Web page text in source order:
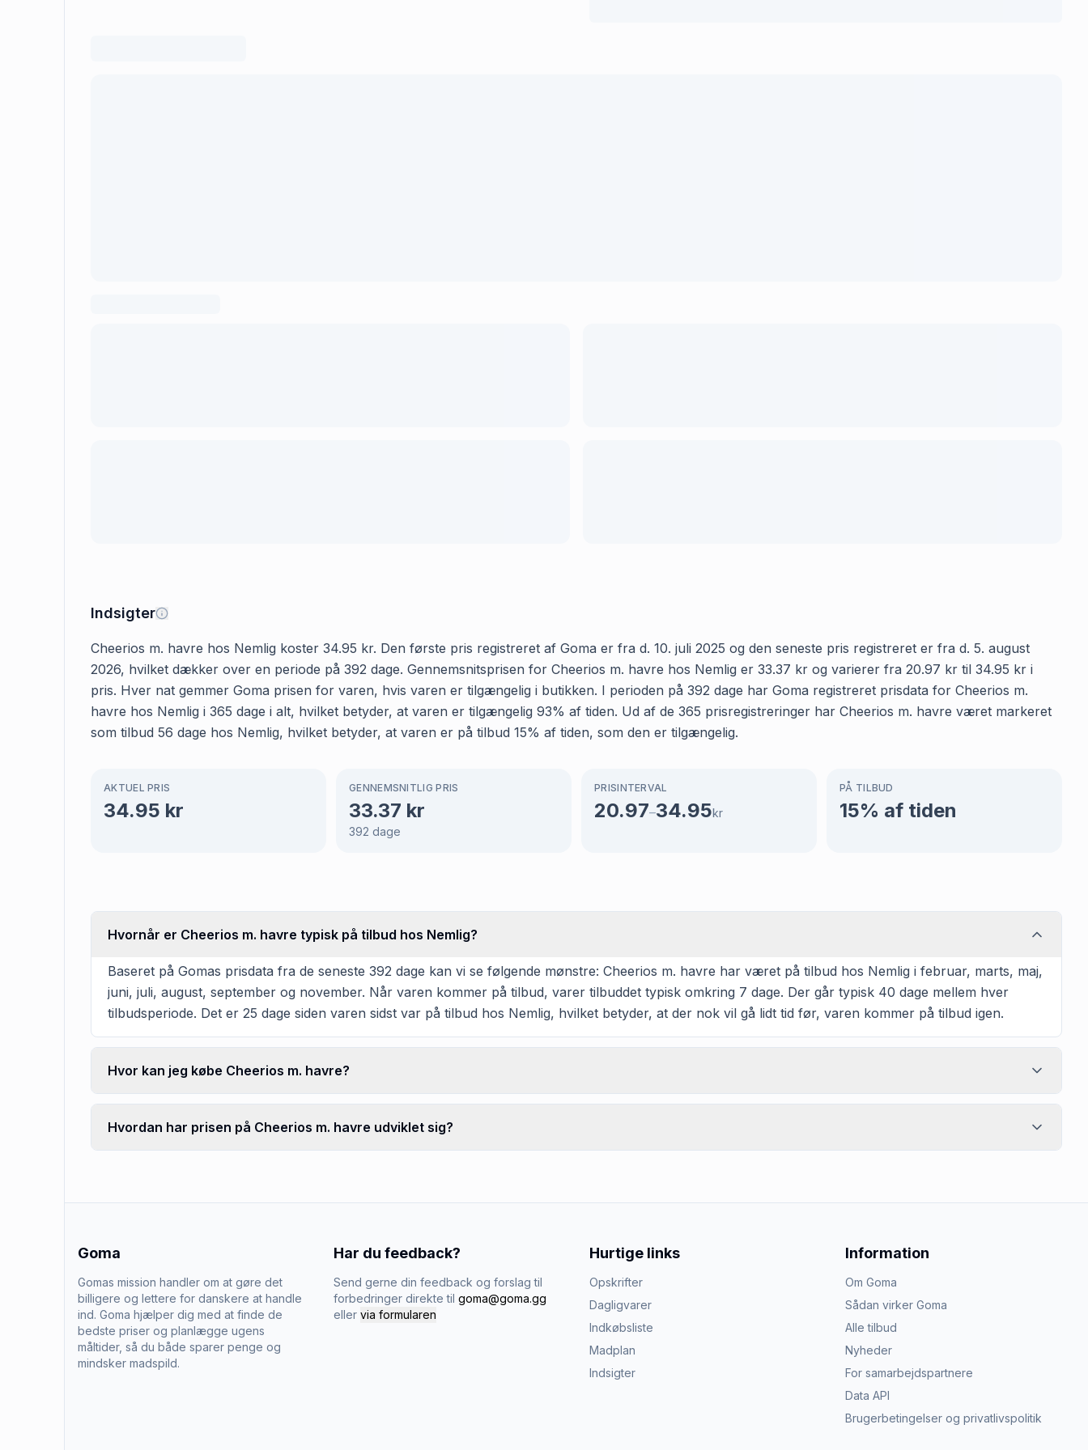
Indsigter
Cheerios m. havre hos Nemlig koster 34.95 kr. Den første pris registreret af Goma er fra d. 10. juli 2025 og den seneste pris registreret er fra d. 5. august
2026, hvilket dækker over en periode på 392 dage. Gennemsnitsprisen for Cheerios m. havre hos Nemlig er 33.37 kr og varierer fra 20.97 kr til 34.95 kr i
pris. Hver nat gemmer Goma prisen for varen, hvis varen er tilgængelig i butikken. I perioden på 392 dage har Goma registreret prisdata for Cheerios m.
havre hos Nemlig i 365 dage i alt, hvilket betyder, at varen er tilgængelig 93% af tiden. Ud af de 365 prisregistreringer har Cheerios m. havre været markeret
som tilbud 56 dage hos Nemlig, hvilket betyder, at varen er på tilbud 15% af tiden, som den er tilgængelig.
AKTUEL PRIS
34.95 kr
GENNEMSNITLIG PRIS
33.37 kr
392 dage
PRISINTERVAL
20.97–34.95kr
PÅ TILBUD
15% af tiden
Hvornår er Cheerios m. havre typisk på tilbud hos Nemlig?
Baseret på Gomas prisdata fra de seneste 392 dage kan vi se følgende mønstre: Cheerios m. havre har været på tilbud hos Nemlig i februar, marts, maj,
juni, juli, august, september og november. Når varen kommer på tilbud, varer tilbuddet typisk omkring 7 dage. Der går typisk 40 dage mellem hver
tilbudsperiode. Det er 25 dage siden varen sidst var på tilbud hos Nemlig, hvilket betyder, at der nok vil gå lidt tid før, varen kommer på tilbud igen.
Hvor kan jeg købe Cheerios m. havre?
Hvordan har prisen på Cheerios m. havre udviklet sig?
Goma
Gomas mission handler om at gøre det
billigere og lettere for danskere at handle
ind. Goma hjælper dig med at finde de
bedste priser og planlægge ugens
måltider, så du både sparer penge og
mindsker madspild.
Har du feedback?
Send gerne din feedback og forslag til
forbedringer direkte til goma@goma.gg
eller via formularen
Hurtige links
Opskrifter
Dagligvarer
Indkøbsliste
Madplan
Indsigter
Information
Om Goma
Sådan virker Goma
Alle tilbud
Nyheder
For samarbejdspartnere
Data API
Brugerbetingelser og privatlivspolitik